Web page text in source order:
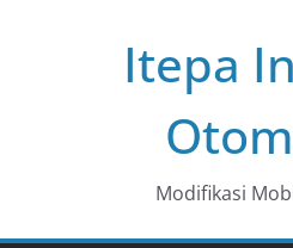
Itepa
Modifikasi